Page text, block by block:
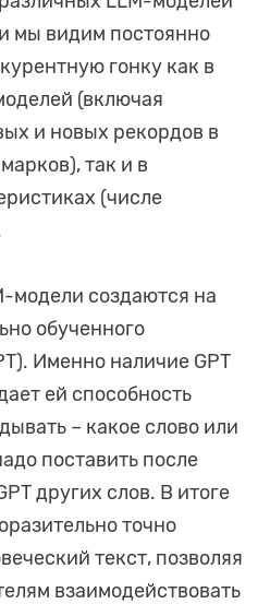
мы видим постоянно
гонку как в
(включая
и новых рекордов в
так и в
(числе
модели создаются на
обученного
Именно наличие GPT
ей способность
– какое слово или
поставить после
других слов. В итоге
точно
текст, позволяя
взаимодействовать